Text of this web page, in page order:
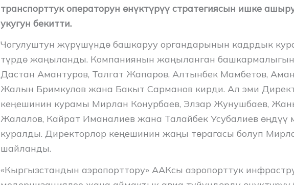
транспорттук операторун өнүктүрүү стратегиясын ишке
укугун бекитти.
Чогулуштун жүрүшүндө башкаруу органдарынын кадрдык
түрдө жаңыланды. Компаниянын жаңыланган
Дастан Амантуров, Талгат Жапаров, Алтынбек Мамбетов,
Жалын Бримкулов жана Бакыт Сарманов кирди. Ал эми
кеңешинин курамы Мирлан Конурбаев, Элзар Жунушбаев,
Жалалов, Кайрат Иманалиев жана Талайбек Усубалиев өңдүү
куралды. Директорлор кеңешинин жаңы төрагасы болуп
шайланды.
«Кыргызстандын аэропорттору» ААКсы аэропорттук